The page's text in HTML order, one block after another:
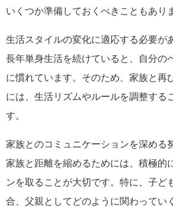
いくつか準備しておくべきこともあり
生活スタイルの変化に適応する必要が
長年単身生活を続けていると、自分の
に慣れています。そのため、家族と再
には、生活リズムやルールを調整する
す。
家族とのコミュニケーションを深める
家族と距離を縮めるためには、積極的
ンを取ることが大切です。特に、子ど
合、父親としてどのように関わってい